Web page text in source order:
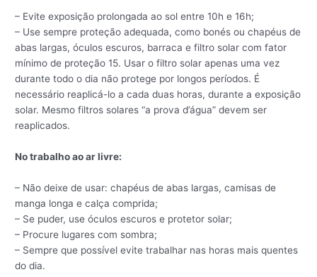
– Evite exposição prolongada ao sol entre 10h e 16h;
– Use sempre proteção adequada, como bonés ou chapéus de
abas largas, óculos escuros, barraca e filtro solar com fator
mínimo de proteção 15. Usar o filtro solar apenas uma vez
durante todo o dia não protege por longos períodos. É
necessário reaplicá-lo a cada duas horas, durante a exposição
solar. Mesmo filtros solares “a prova d’água” devem ser
reaplicados.
No trabalho ao ar livre:
– Não deixe de usar: chapéus de abas largas, camisas de
manga longa e calça comprida;
– Se puder, use óculos escuros e protetor solar;
– Procure lugares com sombra;
– Sempre que possível evite trabalhar nas horas mais quentes
do dia.